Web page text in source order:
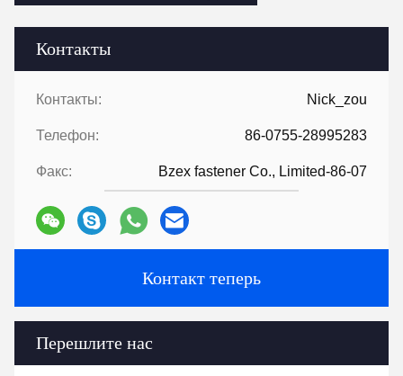
Контакты
Контакты: Nick_zou
Телефон: 86-0755-28995283
Факс: Bzex fastener Co., Limited-86-07
Контакт теперь
Перешлите нас